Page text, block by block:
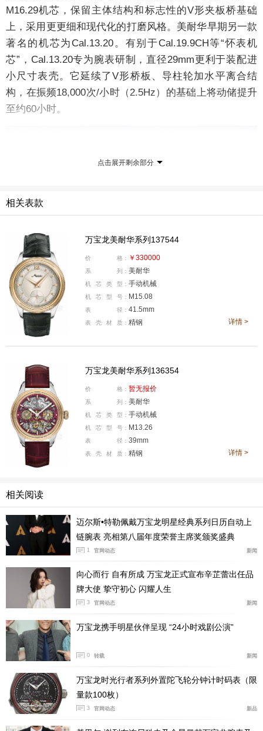
M16.29机芯，保留主体结构和标志性的V形夹板桥基础
上，采用更更细和现代化的打磨风格。美耐华早期另一款
著名的机芯为Cal.13.20。有别于Cal.19.9CH等“怀表机
芯”，Cal.13.20专为腕表研制，直径29mm更利于装配进
小尺寸表壳。它延续了V形桥板、导柱轮加水平离合结
构，在振频18,000次/小时（2.5Hz）的基础上将动储提升
至约60小时。
美耐华Cal.13.20机芯后期版本
根据操作方式不同，美耐华Cal.13.20机芯又可分为“早
期”与“后期”版本。早期版本为单键计时、后期版本改为双
计时按钮。现代万宝龙MB M13.21机芯，参考的是Cal.13.
20早期单键版本，在此基础上增强了避震结构，提升工艺
细节，将古董机芯的短板补齐。
以上是美耐华“辉煌时期”的代表机芯。随着经济危机爆
发，美耐华于1934年进行了重组，易主Charles Haussen
er 和Jacques Polet 两大家族。时间来到2000年，Polet家
族把美耐华出售给意大利 Hopa集团。2006年，历峰集团
又从 Hopa集团手中收购美耐华，将位于维莱尔（Villere
t）的制表工坊分配给万宝龙，作为其在高级制表领域的
补充。此时的美耐华，正式进入“万宝龙时代”。
点击展开剩余部分
相关表款
万宝龙美耐华系列137544
价 格： ￥330000
系 列： 美耐华
机 芯 类 型： 手动机械
机 芯 型 号： M15.08
表 径： 41.5mm
表 壳 材 质： 精钢 详情 >
万宝龙美耐华系列136354
价 格： 暂无报价
系 列： 美耐华
机 芯 类 型： 手动机械
机 芯 型 号： M13.26
表 径： 39mm
表 壳 材 质： 精钢 详情 >
相关阅读
迈尔斯•特勒佩戴万宝龙明星经典系列日历自动上
链腕表 亮相第八届年度荣誉主席奖颁奖盛典
1 官网动态 新闻
向心而行 自有所成 万宝龙正式宣布辛芷蕾出任品
牌大使 挚守初心 闪耀人生
3 官网动态 新闻
万宝龙携手明星伙伴呈现 “24小时戏剧公演”
0 转载 新闻
万宝龙时光行者系列外置陀飞轮分钟计时码表（限
量款100枚）
3 官网动态 新品